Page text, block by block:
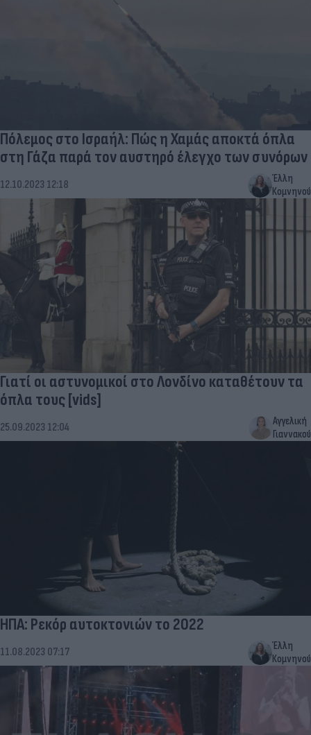
Πόλεμος στο Ισραήλ: Πώς η Χαμάς αποκτά όπλα
στη Γάζα παρά τον αυστηρό έλεγχο των συνόρων
12.10.2023 12:18
Έλλη
Κομνηνού
Γιατί οι αστυνομικοί στο Λονδίνο καταθέτουν τα
όπλα τους [vids]
25.09.2023 12:04
Αγγελική
Γιαννακού
ΗΠΑ: Ρεκόρ αυτοκτονιών το 2022
11.08.2023 07:17
Έλλη
Κομνηνού